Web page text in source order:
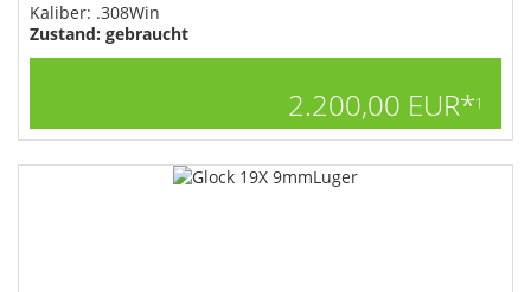
Kaliber: .308Win
Zustand: gebraucht
2.200,00 EUR*1